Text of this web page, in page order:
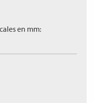
en mm: